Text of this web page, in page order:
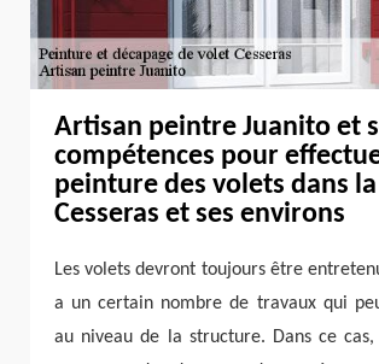
Artisan peintre Juanito et
compétences pour
peinture des volets dans
Cesseras et ses environs
Les volets devront toujours être
a un certain nombre de travaux qui
au niveau de la structure. Dans ce